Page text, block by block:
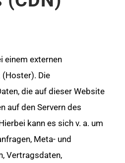
einem externen
Die
die auf dieser Website
auf den Servern des
kann es sich v. a. um
Meta- und
Vertragsdaten,